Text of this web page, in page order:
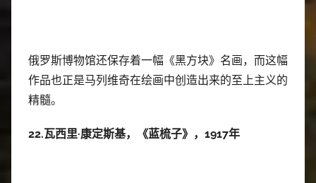
俄罗斯博物馆还保存着一幅《黑方块》名画，而这幅
作品也正是马列维奇在绘画中创造出来的至上主义的
精髓。
22.瓦西里·康定斯基，《蓝梳子》，1917年